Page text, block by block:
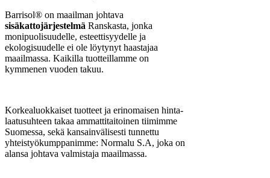
Barrisol® on maailman johtava
sisäkattojärjestelmä Ranskasta, jonka
monipuolisuudelle, esteettisyydelle ja
ekologisuudelle ei ole löytynyt haastajaa
maailmassa. Kaikilla tuotteillamme on
kymmenen vuoden takuu.
Korkealuokkaiset tuotteet ja erinomaisen hinta-
laatusuhteen takaa ammattitaitoinen tiimimme
Suomessa, sekä kansainvälisesti tunnettu
yhteistyökumppanimme: Normalu S.A, joka on
alansa johtava valmistaja maailmassa.